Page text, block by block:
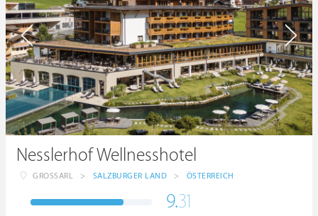
Nesslerhof Wellnesshotel
GROSSARL > SALZBURGER LAND > ÖSTERREICH
9.31